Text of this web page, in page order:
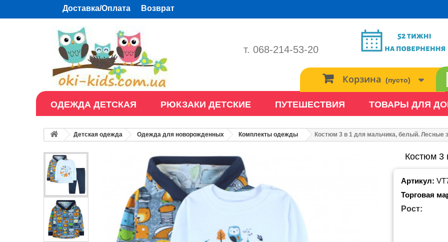
Доставка/Оплата Возврат
т. 068-214-53-20
Корзина (пусто)
ОДЕЖДА ДЕТСКАЯ РЮКЗАКИ ДЕТСКИЕ ПУТЕШЕСТВИЯ ТОВАРЫ ДЛЯ
Детская одежда Одежда для новорожденных Комплекты одежды Костюм 3 в 1 для мальчика, белый. Лесные
Костюм 3
Артикул:
Торговая
Рост: